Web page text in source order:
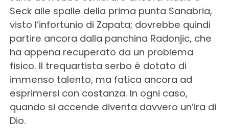
Seck alle spalle della prima punta Sanabria,
visto l’infortunio di Zapata; dovrebbe quindi
partire ancora dalla panchina Radonjic, che
ha appena recuperato da un problema
fisico. Il trequartista serbo è dotato di
immenso talento, ma fatica ancora ad
esprimersi con costanza. In ogni caso,
quando si accende diventa davvero un’ira di
Dio.